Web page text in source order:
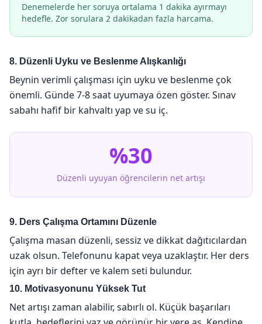
Denemelerde her soruya ortalama 1 dakika ayırmayı
hedefle. Zor sorulara 2 dakikadan fazla harcama.
8. Düzenli Uyku ve Beslenme Alışkanlığı
Beynin verimli çalışması için uyku ve beslenme çok
önemli. Günde 7-8 saat uyumaya özen göster. Sınav
sabahı hafif bir kahvaltı yap ve su iç.
%30
Düzenli uyuyan öğrencilerin net artışı
9. Ders Çalışma Ortamını Düzenle
Çalışma masan düzenli, sessiz ve dikkat dağıtıcılardan
uzak olsun. Telefonunu kapat veya uzaklaştır. Her ders
için ayrı bir defter ve kalem seti bulundur.
10. Motivasyonunu Yüksek Tut
Net artışı zaman alabilir, sabırlı ol. Küçük başarıları